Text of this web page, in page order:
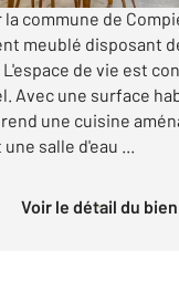
la commune de
meublé disposant
de vie est
Avec une surface
une cuisine
salle d'eau ...
Voir le détail du bien